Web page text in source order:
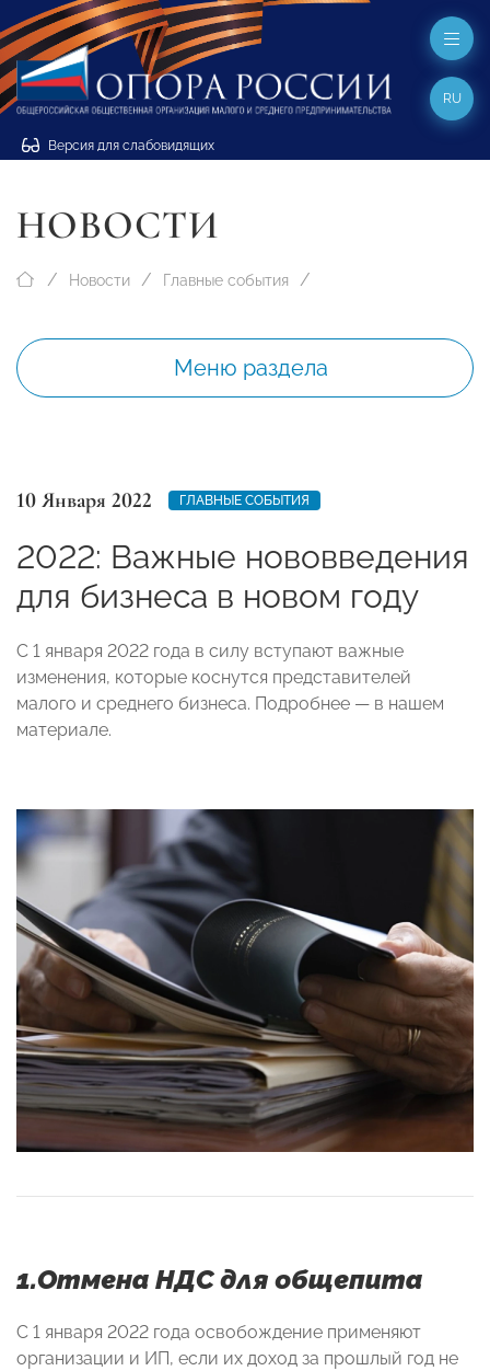
Версия для слабовидящих
RU
НОВОСТИ
Новости Главные события
Меню раздела
10 Января 2022 ГЛАВНЫЕ СОБЫТИЯ
2022: Важные нововведения
для бизнеса в новом году
С 1 января 2022 года в силу вступают важные
изменения, которые коснутся представителей
малого и среднего бизнеса. Подробнее — в нашем
материале.
1.Отмена НДС для общепита
С 1 января 2022 года освобождение применяют
организации и ИП, если их доход за прошлый год не